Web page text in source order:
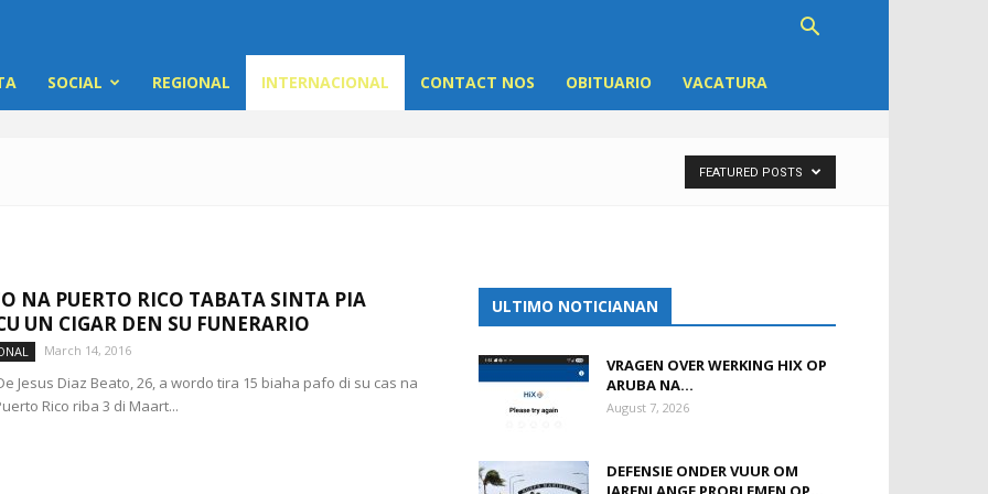
SOCIAL REGIONAL INTERNACIONAL CONTACT NOS OBITUARIO VACATURA
FEATURED POSTS
NA PUERTO RICO TABATA SINTA PIA
UN CIGAR DEN SU FUNERARIO
March 14, 2016
Jesus Diaz Beato, 26, a wordo tira 15 biaha pafo di su cas na
Rico riba 3 di Maart...
ULTIMO NOTICIANAN
VRAGEN OVER WERKING HIX OP
ARUBA NA...
August 7, 2026
DEFENSIE ONDER VUUR OM